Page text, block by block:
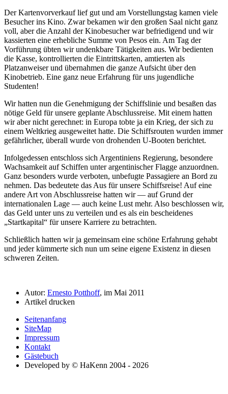
Der Kartenvorverkauf lief gut und am Vorstellungstag kamen viele
Besucher ins Kino. Zwar bekamen wir den großen Saal nicht ganz
voll, aber die Anzahl der Kinobesucher war befriedigend und wir
kassierten eine erhebliche Summe von Pesos ein. Am Tag der
Vorführung übten wir undenkbare Tätigkeiten aus. Wir bedienten
die Kasse, kontrollierten die Eintrittskarten, amtierten als
Platzanweiser und übernahmen die ganze Aufsicht über den
Kinobetrieb. Eine ganz neue Erfahrung für uns jugendliche
Studenten!
Wir hatten nun die Genehmigung der Schiffslinie und besaßen das
nötige Geld für unsere geplante Abschlussreise. Mit einem hatten
wir aber nicht gerechnet: in Europa tobte ja ein Krieg, der sich zu
einem Weltkrieg ausgeweitet hatte. Die Schiffsrouten wurden immer
gefährlicher, überall wurde von drohenden U-Booten berichtet.
Infolgedessen entschloss sich Argentiniens Regierung, besondere
Wachsamkeit auf Schiffen unter argentinischer Flagge anzuordnen.
Ganz besonders wurde verboten, unbefugte Passagiere an Bord zu
nehmen. Das bedeutete das Aus für unsere Schiffsreise! Auf eine
andere Art von Abschlussreise hatten wir — auf Grund der
internationalen Lage — auch keine Lust mehr. Also beschlossen wir,
das Geld unter uns zu verteilen und es als ein bescheidenes
Startkapital
für unsere Karriere zu betrachten.
Schließlich hatten wir ja gemeinsam eine schöne Erfahrung gehabt
und jeder kümmerte sich nun um seine eigene Existenz in diesen
schweren Zeiten.
Autor: Ernesto Potthoff, im Mai 2011
Artikel drucken
Seitenanfang
SiteMap
Impressum
Kontakt
Gästebuch
Developed by © HaKenn 2004 - 2026